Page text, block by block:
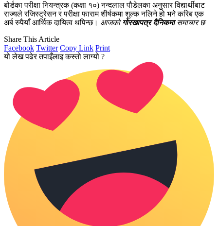
बोर्डका परीक्षा नियन्त्रक (कक्षा १०) नन्दलाल पौडेलका अनुसार विद्यार्थीबाट
राज्यले रजिस्ट्रेसन र परीक्षा फाराम शीर्षकमा शुल्क नलिने हो भने करिब एक
अर्ब रुपैयाँ आर्थिक दायित्व थपिन्छ। आजकोगोरखापत्र दैनिकमासमाचार छ
Share This Article
Facebook Twitter Copy Link Print
यो लेख पढेर तपाइँलाइ कस्तो लाग्यो ?